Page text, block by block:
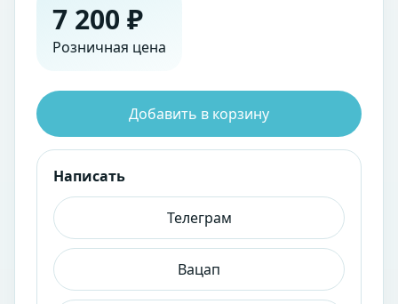
7 200 ₽
Розничная цена
Добавить в корзину
Написать
Телеграм
Вацап